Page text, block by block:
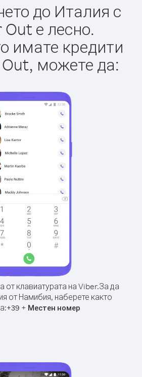
до Италия с
е лесно.
имате кредити
можете да:
от клавиатурата на Viber.За да
от Намибия, наберете както
+39 + Местен номер